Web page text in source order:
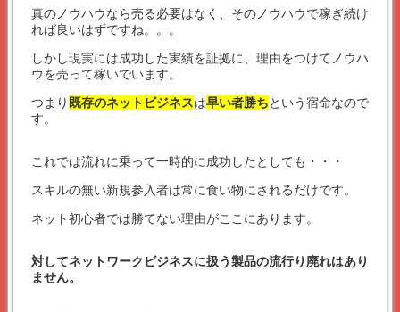
真のノウハウなら売る必要はなく、そのノウハウで稼ぎ続け
れば良いはずですね。。。
しかし現実には成功した実績を証拠に、理由をつけてノウハ
ウを売って稼いでいます。
つまり 既存のネットビジネスは早い者勝ちという宿命なので
す。
これでは流れに乗って一時的に成功したとしても・・・
スキルの無い新規参入者は常に食い物にされるだけです。
ネット初心者では勝てない理由がここにあります。
対してネットワークビジネスに扱う製品の流行り廃れはあり
ません。